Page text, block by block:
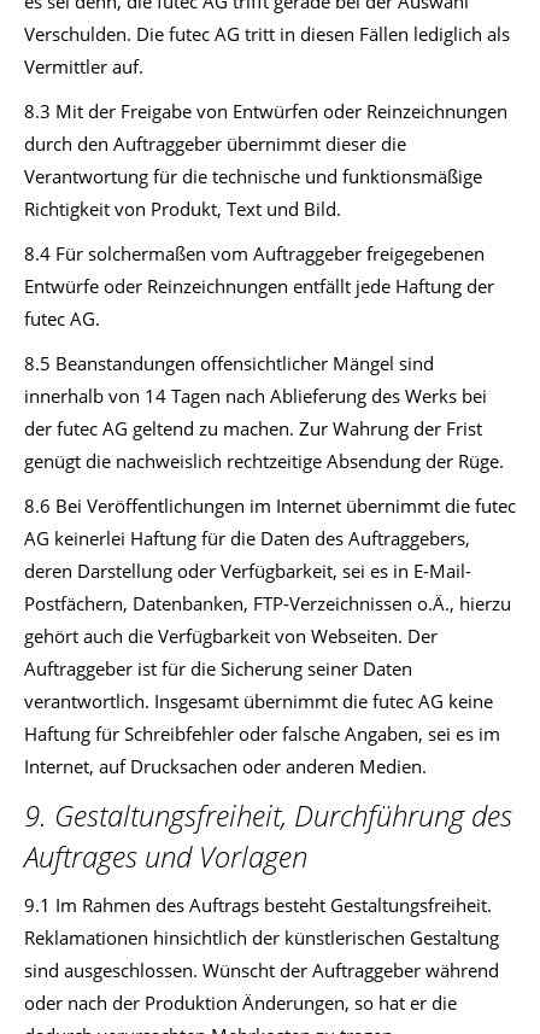
Verschulden. Die futec AG tritt in diesen Fällen lediglich als
Vermittler auf.
8.3 Mit der Freigabe von Entwürfen oder Reinzeichnungen
durch den Auftraggeber übernimmt dieser die
Verantwortung für die technische und funktionsmäßige
Richtigkeit von Produkt, Text und Bild.
8.4 Für solchermaßen vom Auftraggeber freigegebenen
Entwürfe oder Reinzeichnungen entfällt jede Haftung der
futec AG.
8.5 Beanstandungen offensichtlicher Mängel sind
innerhalb von 14 Tagen nach Ablieferung des Werks bei
der futec AG geltend zu machen. Zur Wahrung der Frist
genügt die nachweislich rechtzeitige Absendung der Rüge.
8.6 Bei Veröffentlichungen im Internet übernimmt die futec
AG keinerlei Haftung für die Daten des Auftraggebers,
deren Darstellung oder Verfügbarkeit, sei es in E-Mail-
Postfächern, Datenbanken, FTP-Verzeichnissen o.Ä., hierzu
gehört auch die Verfügbarkeit von Webseiten. Der
Auftraggeber ist für die Sicherung seiner Daten
verantwortlich. Insgesamt übernimmt die futec AG keine
Haftung für Schreibfehler oder falsche Angaben, sei es im
Internet, auf Drucksachen oder anderen Medien.
9. Gestaltungsfreiheit, Durchführung des
Auftrages und Vorlagen
9.1 Im Rahmen des Auftrags besteht Gestaltungsfreiheit.
Reklamationen hinsichtlich der künstlerischen Gestaltung
sind ausgeschlossen. Wünscht der Auftraggeber während
oder nach der Produktion Änderungen, so hat er die